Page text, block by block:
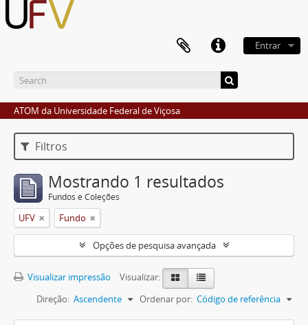
Entrar
ATOM da Universidade Federal de Viçosa
Filtros
Mostrando 1 resultados
Fundos e Coleções
UFV Fundo
Opções de pesquisa avançada
Visualizar impressão
Visualizar:
Ordenar por: Código de referência
Direção: Ascendente